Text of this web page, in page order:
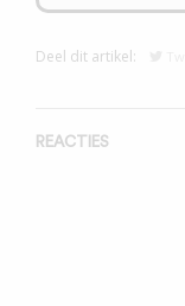
Deel dit artikel:
REACTIES